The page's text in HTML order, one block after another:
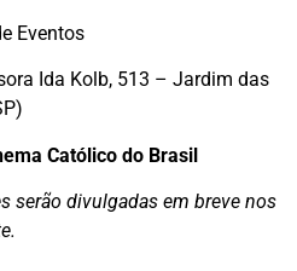
Eventos
Ida Kolb, 513 – Jardim das
Católico do Brasil
serão divulgadas em breve nos